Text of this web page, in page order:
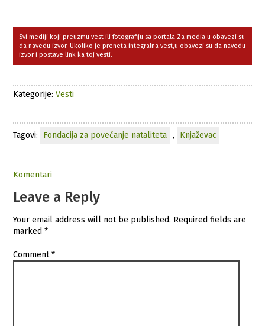
Svi mediji koji preuzmu vest ili fotografiju sa portala Za media u obavezi su
da navedu izvor. Ukoliko je preneta integralna vest,u obavezi su da navedu
izvor i postave link ka toj vesti.
Kategorije:Vesti
Tagovi: Fondacija za povećanje nataliteta , Knjaževac
Komentari
Leave a Reply
Your email address will not be published. Required fields are
marked*
Comment*